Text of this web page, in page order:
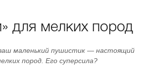
для мелких пород
маленький пушистик — настоящий
пород. Его суперсила?